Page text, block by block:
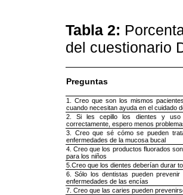
Tabla 2:
del cuestionario
Preguntas
1. Creo que son los mismos
cuando necesitan ayuda en el cuidado
2. Si les cepillo los dientes y uso
correctamente, espero menos
3. Creo que sé cómo se pueden
enfermedades de la mucosa bucal
4. Creo que los productos fluorados
para los niños
5.Creo que los dientes deberían durar
6. Sólo los dentistas pueden
enfermedades de las encías
7. Creo que las caries pueden